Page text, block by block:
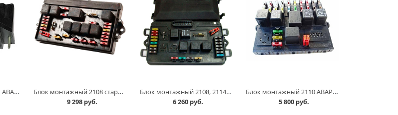
Блок монтажный 21074 АВАР в Челябинске Блок монтажный 2108 старого образца EURO АВАР в Челябинске
9 298 руб.
Блок монтажный 2108, 2114, нового образца АВАР в Челябинске
6 260 руб.
Блок монтажный 2110 АВАР в Челябинске
5 800 руб.